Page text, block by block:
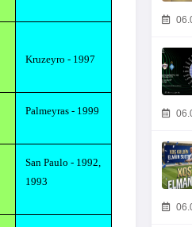
Kruzeyro - 1997
Palmeyras - 1999
San Paulo - 1992,
1993